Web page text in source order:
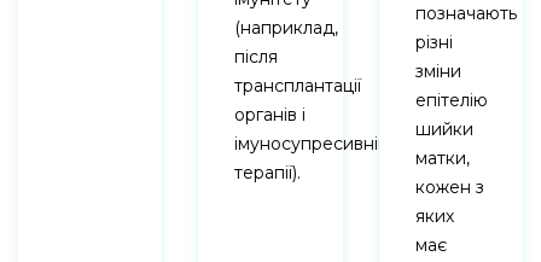
(наприклад,
після
трансплантації
органів і
імуносупресивній
терапії).
позначають
різні
зміни
епітелію
шийки
матки,
кожен з
яких
має